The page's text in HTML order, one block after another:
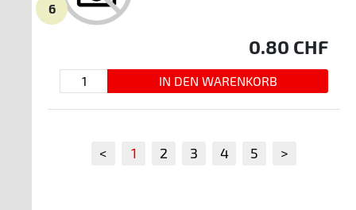
6
0.80 CHF
< 1 2 3 4 5 >